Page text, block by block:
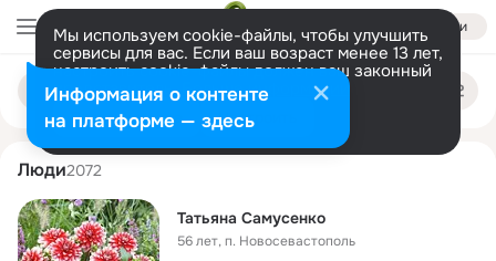
Войти
Мы используем cookie-файлы, чтобы улучшить
сервисы для вас. Если ваш возраст менее 13 лет,
настроить cookie-файлы должен ваш законный
представитель. Больше информации
Разрешить все Настроить
Поиск
людям
tatyana samusenko
Люди2072
Татьяна Самусенко
56 лет,п. Новосевастополь
Информация о контенте
на платформе — здесь